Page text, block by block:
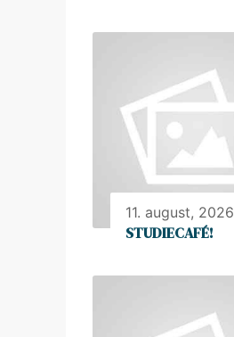
11. august, 2026
STUDIECAFÉ!